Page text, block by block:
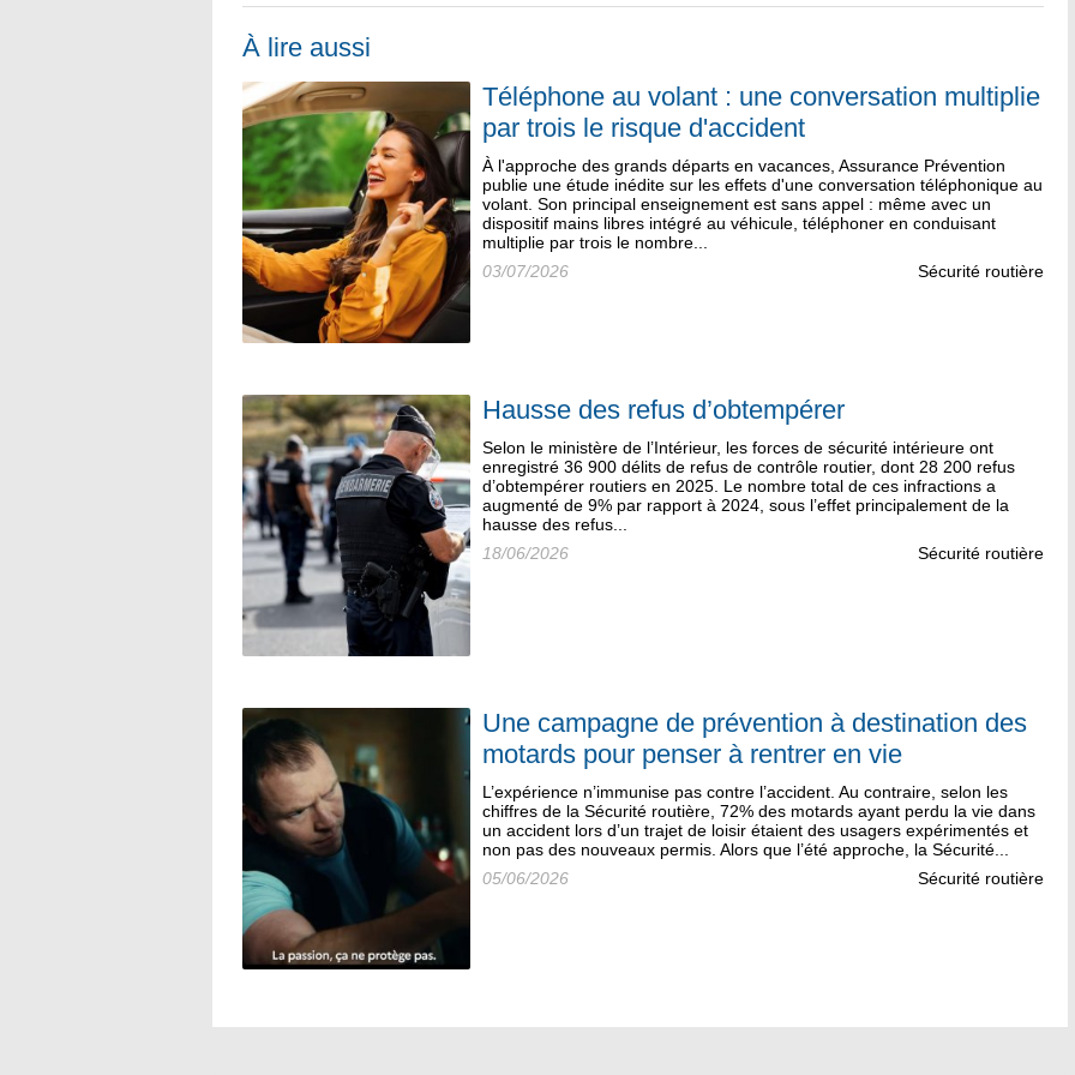
À lire aussi
Téléphone au volant : une conversation multiplie
par trois le risque d'accident
À l'approche des grands départs en vacances, Assurance Prévention
publie une étude inédite sur les effets d'une conversation téléphonique au
volant. Son principal enseignement est sans appel : même avec un
dispositif mains libres intégré au véhicule, téléphoner en conduisant
multiplie par trois le nombre...
03/07/2026
Sécurité routière
Hausse des refus d’obtempérer
Selon le ministère de l’Intérieur, les forces de sécurité intérieure ont
enregistré 36 900 délits de refus de contrôle routier, dont 28 200 refus
d’obtempérer routiers en 2025. Le nombre total de ces infractions a
augmenté de 9% par rapport à 2024, sous l’effet principalement de la
hausse des refus...
18/06/2026
Sécurité routière
Une campagne de prévention à destination des
motards pour penser à rentrer en vie
L’expérience n’immunise pas contre l’accident. Au contraire, selon les
chiffres de la Sécurité routière, 72% des motards ayant perdu la vie dans
un accident lors d’un trajet de loisir étaient des usagers expérimentés et
non pas des nouveaux permis. Alors que l’été approche, la Sécurité...
05/06/2026
Sécurité routière